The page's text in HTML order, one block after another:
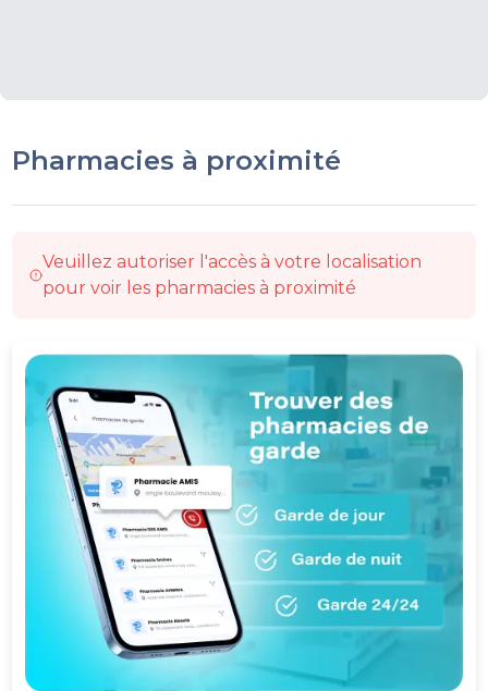
Pharmacies à proximité
Veuillez autoriser l'accès à votre localisation
pour voir les pharmacies à proximité